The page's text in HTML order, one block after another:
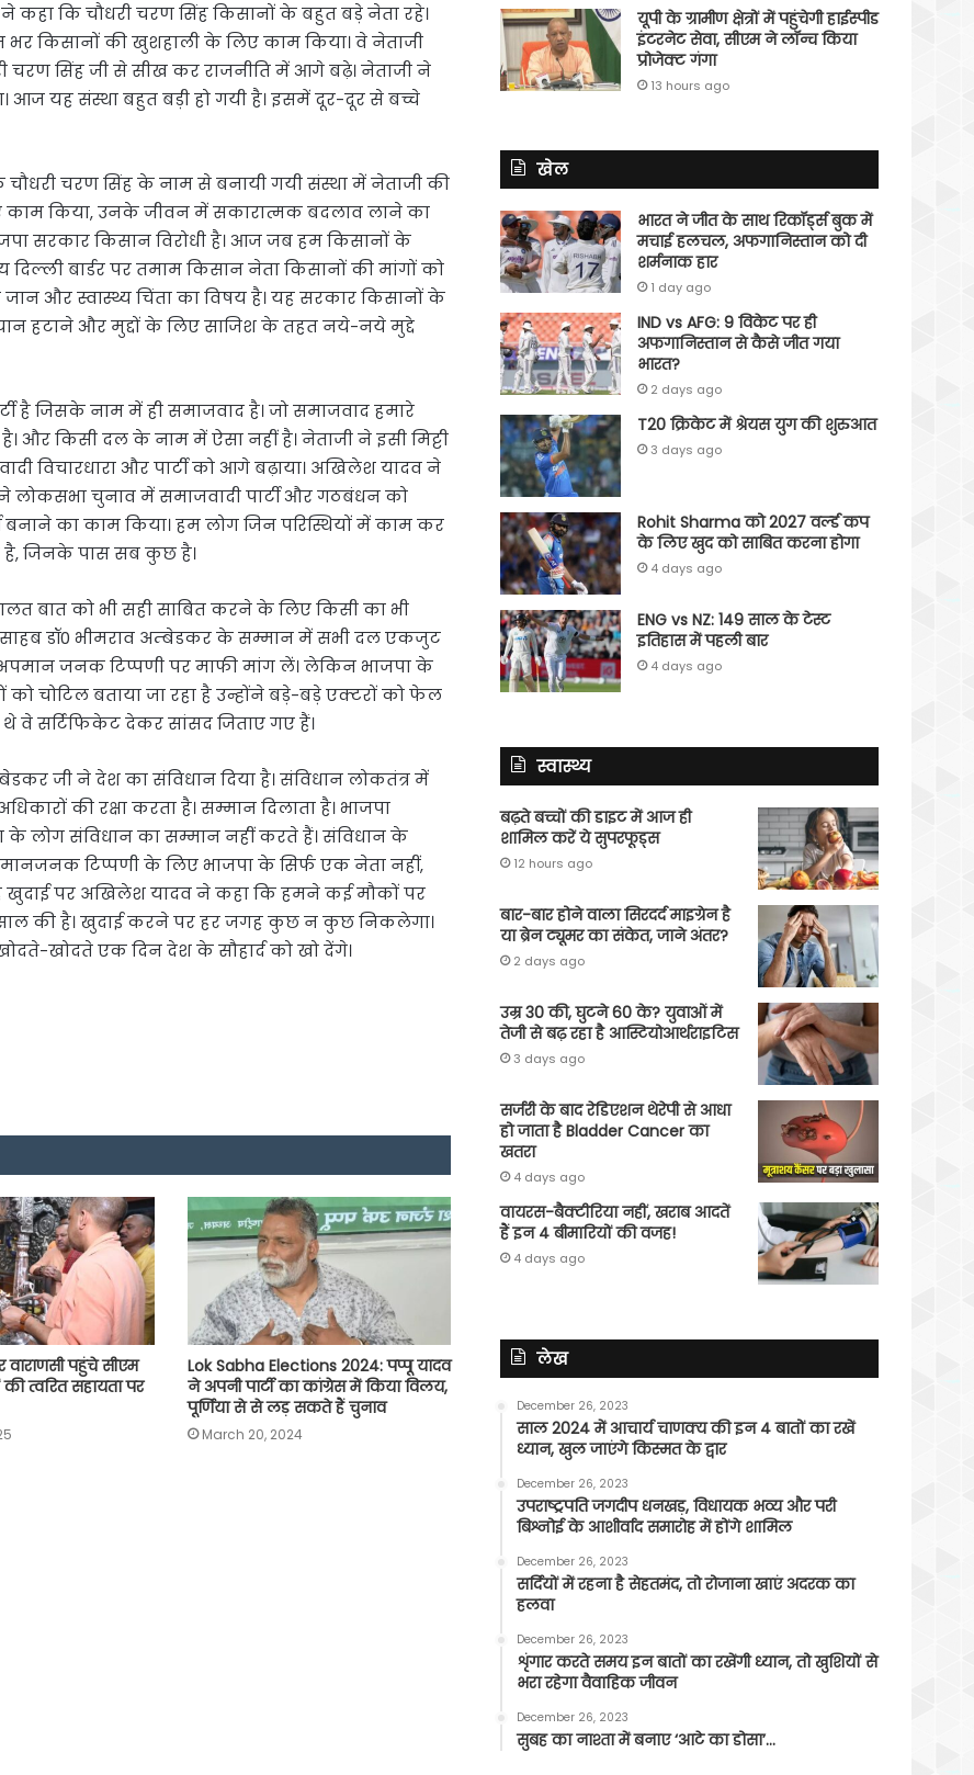
कि चौधरी चरण सिंह किसानों के बहुत बड़े नेता रहे।
किसानों की खुशहाली के लिए काम किया। वे नेताजी
चरण सिंह जी से सीख कर राजनीति में आगे बढ़े। नेताजी ने
आज यह संस्था बहुत बड़ी हो गयी है। इसमें दूर-दूर से बच्चे
चरण सिंह के नाम से बनायी गयी संस्था में नेताजी की
काम किया, उनके जीवन में सकारात्मक बदलाव लाने का
सरकार किसान विरोधी है। आज जब हम किसानों के
बार्डर पर तमाम किसान नेता किसानों की मांगों को
और स्वास्थ्य चिंता का विषय है। यह सरकार किसानों के
हटाने और मुद्दों के लिए साजिश के तहत नये-नये मुद्दे
है जिसके नाम में ही समाजवाद है। जो समाजवाद हमारे
है। और किसी दल के नाम में ऐसा नहीं है। नेताजी ने इसी मिट्टी
विचारधारा और पार्टी को आगे बढ़ाया। अखिलेश यादव ने
चुनाव में समाजवादी पार्टी और गठबंधन को
बनाने का काम किया। हम लोग जिन परिस्थियों में काम कर
है, जिनके पास सब कुछ है।
बात को भी सही साबित करने के लिए किसी का भी
डॉ0 भीमराव अम्बेडकर के सम्मान में सभी दल एकजुट
जनक टिप्पणी पर माफी मांग लें। लेकिन भाजपा के
चोटिल बताया जा रहा है उन्होंने बड़े-बड़े एक्टरों को फेल
थे वे सर्टिफिकेट देकर सांसद जिताए गए हैं।
जी ने देश का संविधान दिया है। संविधान लोकतंत्र में
की रक्षा करता है। सम्मान दिलाता है। भाजपा
के लोग संविधान का सम्मान नहीं करते हैं। संविधान के
टिप्पणी के लिए भाजपा के सिर्फ एक नेता नहीं,
खुदाई पर अखिलेश यादव ने कहा कि हमने कई मौकों पर
साल की है। खुदाई करने पर हर जगह कुछ न कुछ निकलेगा।
खोदते एक दिन देश के सौहार्द को खो देंगे।
वाराणसी पहुंचे सीएम
की त्वरित सहायता पर
Lok Sabha Elections 2024: पप्पू यादव
ने अपनी पार्टी का कांग्रेस में किया विलय,
पूर्णिया से से लड़ सकते हैं चुनाव
March 20, 2024
यूपी के ग्रामीण क्षेत्रों में पहुंचेगी हाईस्पीड
इंटरनेट सेवा, सीएम ने लॉन्च किया
प्रोजेक्ट गंगा
13 hours ago
खेल
भारत ने जीत के साथ रिकॉर्ड्स बुक में
मचाई हलचल, अफगानिस्तान को दी
शर्मनाक हार
1 day ago
IND vs AFG: 9 विकेट पर ही
अफगानिस्तान से कैसे जीत गया
भारत?
2 days ago
T20 क्रिकेट में श्रेयस युग की शुरुआत
3 days ago
Rohit Sharma को 2027 वर्ल्‍ड कप
के लिए खुद को साबित करना होगा
4 days ago
ENG vs NZ: 149 साल के टेस्‍ट
इतिहास में पहली बार
4 days ago
स्वास्थ्य
बढ़ते बच्चों की डाइट में आज ही
शामिल करें ये सुपरफूड्स
12 hours ago
बार-बार होने वाला सिरदर्द माइग्रेन है
या ब्रेन ट्यूमर का संकेत, जाने अंतर?
2 days ago
उम्र 30 की, घुटने 60 के? युवाओं में
तेजी से बढ़ रहा है आस्टियोआर्थराइटिस
3 days ago
सर्जरी के बाद रेडिएशन थेरेपी से आधा
हो जाता है Bladder Cancer का
खतरा
4 days ago
वायरस-बैक्टीरिया नहीं, खराब आदतें
हैं इन 4 बीमारियों की वजह!
4 days ago
लेख
December 26, 2023
साल 2024 में आचार्य चाणक्य की इन 4 बातों का रखें
ध्यान, खुल जाएंगे किस्मत के द्वार
December 26, 2023
उपराष्ट्रपति जगदीप धनखड़, विधायक भव्य और परी
बिश्नोई के आशीर्वाद समारोह में होंगे शामिल
December 26, 2023
सर्दियों में रहना है सेहतमंद, तो रोजाना खाएं अदरक का
हलवा
December 26, 2023
शृंगार करते समय इन बातों का रखेंगी ध्यान, तो खुशियों से
भरा रहेगा वैवाहिक जीवन
December 26, 2023
सुबह का नाश्ता में बनाए ‘आटे का डोसा’…